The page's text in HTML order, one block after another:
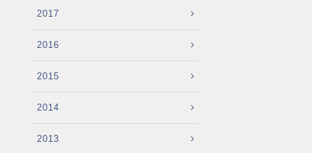
2017
2016
2015
2014
2013